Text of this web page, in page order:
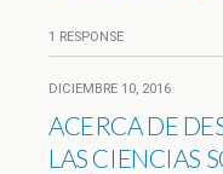
1 RESPONSE
DICIEMBRE 10, 2016
ACERCA DE
LAS CIENCIAS